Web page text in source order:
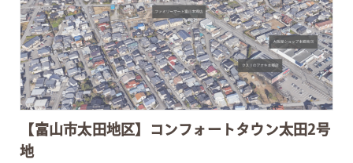
【富山市太田地区】コンフォートタウン太田2号
地